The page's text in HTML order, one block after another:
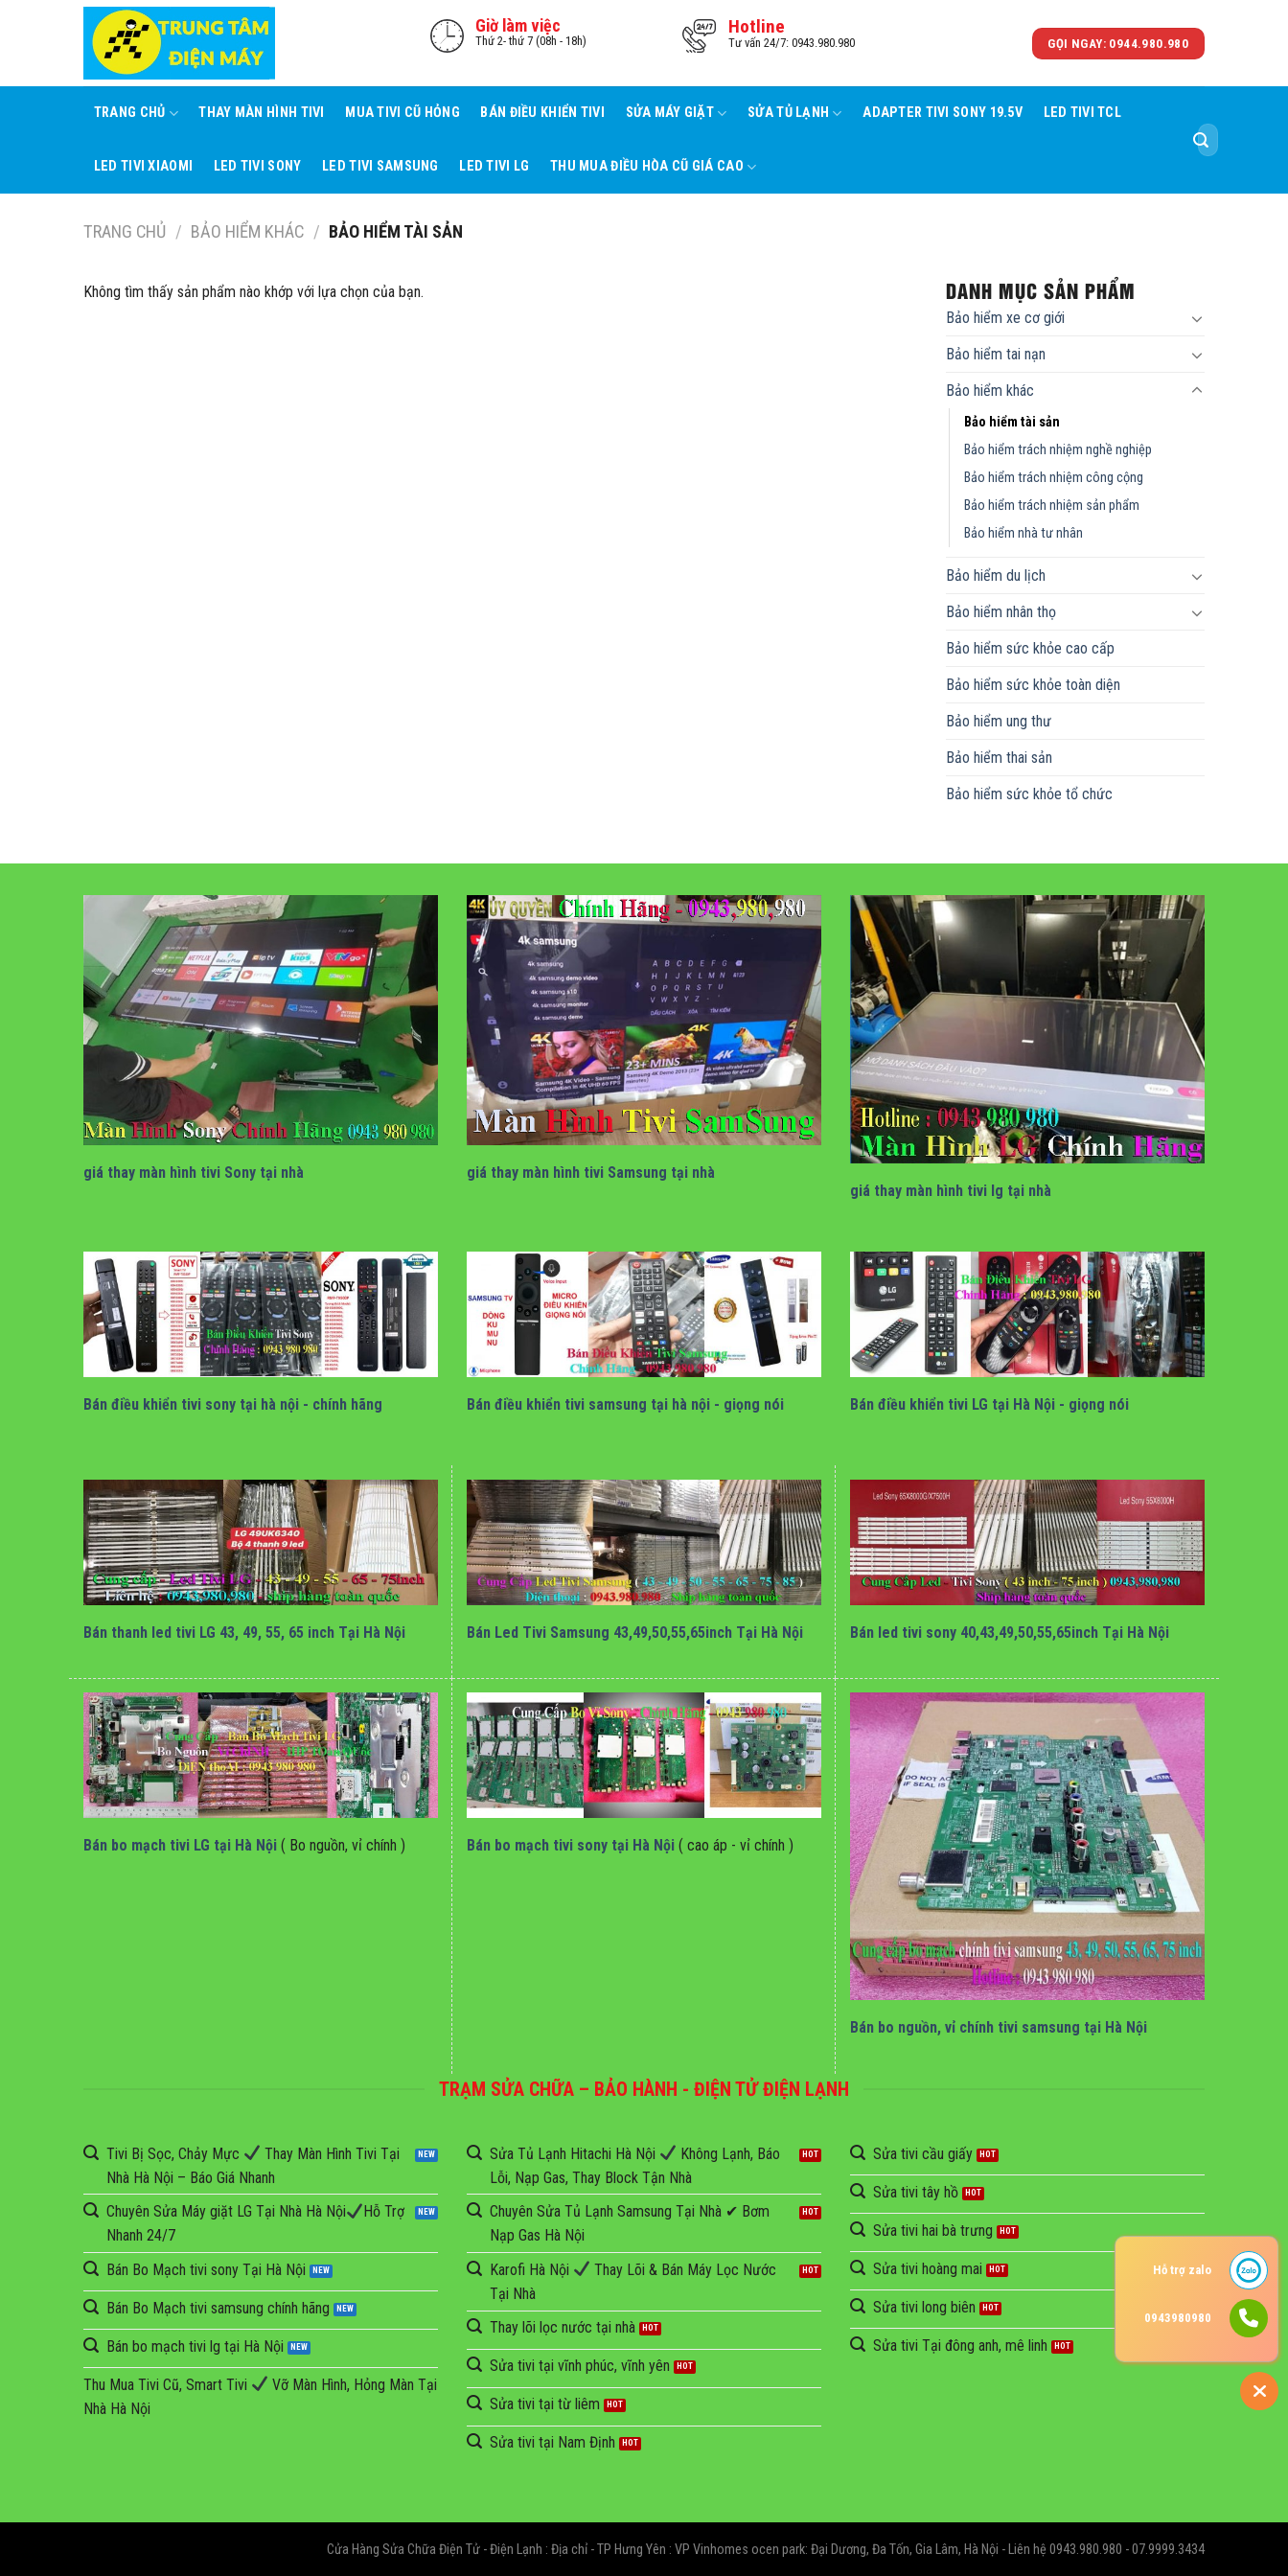
Giờ làm việc
Thứ 2- thứ 7 (08h - 18h)
Hotline
Tư vấn 24/7: 0943.980.980 GỌI NGAY: 0944.980.980
TRANG CHỦ THAY MÀN HÌNH TIVI MUA TIVI CŨ HỎNG BÁN ĐIỀU KHIỂN TIVI SỬA MÁY GIẶT SỬA TỦ LẠNH ADAPTER TIVI SONY 19.5V LED TIVI TCL
LED TIVI XIAOMI LED TIVI SONY LED TIVI SAMSUNG LED TIVI LG THU MUA ĐIỀU HÒA CŨ GIÁ CAO
Tìm
kiếm:
TRANG CHỦ / BẢO HIỂM KHÁC / BẢO HIỂM TÀI SẢN
Không tìm thấy sản phẩm nào khớp với lựa chọn của bạn. DANH MỤC SẢN PHẨM
Bảo hiểm xe cơ giới
Bảo hiểm tai nạn
Bảo hiểm khác
Bảo hiểm tài sản
Bảo hiểm trách nhiệm nghề nghiệp
Bảo hiểm trách nhiệm công cộng
Bảo hiểm trách nhiệm sản phẩm
Bảo hiểm nhà tư nhân
Bảo hiểm du lịch
Bảo hiểm nhân thọ
Bảo hiểm sức khỏe cao cấp
Bảo hiểm sức khỏe toàn diện
Bảo hiểm ung thư
Bảo hiểm thai sản
Bảo hiểm sức khỏe tổ chức
giá thay màn hình tivi Sony tại nhà giá thay màn hình tivi Samsung tại nhà
giá thay màn hình tivi lg tại nhà
Bán điều khiển tivi sony tại hà nội - chính hãng Bán điều khiển tivi samsung tại hà nội - giọng nói Bán điều khiển tivi LG tại Hà Nội - giọng nói
Bán thanh led tivi LG 43, 49, 55, 65 inch Tại Hà Nội Bán Led Tivi Samsung 43,49,50,55,65inch Tại Hà Nội Bán led tivi sony 40,43,49,50,55,65inch Tại Hà Nội
Bán bo mạch tivi LG tại Hà Nội ( Bo nguồn, vỉ chính ) Bán bo mạch tivi sony tại Hà Nội ( cao áp - vỉ chính )
Bán bo nguồn, vỉ chính tivi samsung tại Hà Nội
TRẠM SỬA CHỮA – BẢO HÀNH - ĐIỆN TỬ ĐIỆN LẠNH
Tivi Bị Sọc, Chảy Mực
Thay Màn Hình Tivi Tại
Nhà Hà Nội – Báo Giá Nhanh
Chuyên Sửa Máy giặt LG Tại Nhà Hà Nội
Hỗ Trợ
Nhanh 24/7
Bán Bo Mạch tivi sony Tại Hà Nội
Bán Bo Mạch tivi samsung chính hãng
Bán bo mạch tivi lg tại Hà Nội
Thu Mua Tivi Cũ, Smart Tivi
Vỡ Màn Hình, Hỏng Màn Tại
Nhà Hà Nội
Sửa Tủ Lạnh Hitachi Hà Nội
Không Lạnh, Báo
Lỗi, Nạp Gas, Thay Block Tận Nhà
Chuyên Sửa Tủ Lạnh Samsung Tại Nhà ✔ Bơm
Nạp Gas Hà Nội
Karofi Hà Nội
Thay Lõi & Bán Máy Lọc Nước
Tại Nhà
Thay lõi lọc nước tại nhà
Sửa tivi tại vĩnh phúc, vĩnh yên
Sửa tivi tại từ liêm
Sửa tivi tại Nam Định
Sửa tivi cầu giấy
Sửa tivi tây hồ
Sửa tivi hai bà trưng
Sửa tivi hoàng mai
Sửa tivi long biên
Sửa tivi Tại đông anh, mê linh
Cửa Hàng Sửa Chữa Điện Tử - Điện Lạnh : Địa chỉ - TP Hưng Yên : VP Vinhomes ocen park: Đại Dương, Đa Tốn, Gia Lâm, Hà Nội - Liên hệ 0943.980.980 - 07.9999.3434
Hỗ trợ zalo
0943980980